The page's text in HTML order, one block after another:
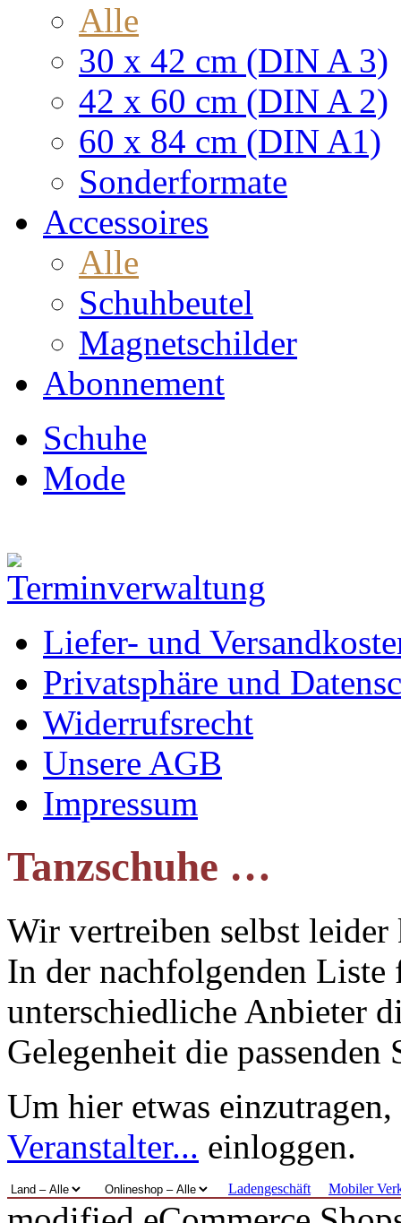
Alle
30 x 42 cm (DIN A 3)
42 x 60 cm (DIN A 2)
60 x 84 cm (DIN A1)
Sonderformate
Accessoires
Alle
Schuhbeutel
Magnetschilder
Abonnement
Schuhe
Mode
Liefer- und
Privatsphäre und
Widerrufsrecht
Unsere AGB
Impressum
Tanzschuhe …
Wir vertreiben selbst leider
In der nachfolgenden Liste
unterschiedliche Anbieter
Gelegenheit die passenden
Um hier etwas
Veranstalter... einloggen.
Ladengeschäft Mobiler